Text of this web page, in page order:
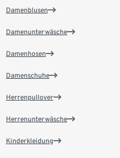
Damenblusen
Damenunterwäsche
Damenhosen
Damenschuhe
Herrenpullover
Herrenunterwäsche
Kinderkleidung